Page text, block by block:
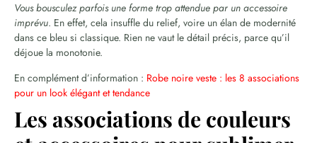
Vous bousculez parfois une forme trop attendue par un accessoire
imprévu. En effet, cela insuffle du relief, voire un élan de modernité
dans ce bleu si classique. Rien ne vaut le détail précis, parce qu’il
déjoue la monotonie.
En complément d’information : Robe noire veste : les 8 associations
pour un look élégant et tendance
Les associations de couleurs